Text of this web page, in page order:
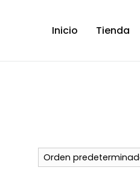
Inicio Tienda